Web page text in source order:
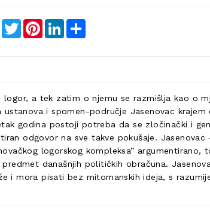
Facebook
TwitterPinterestLinkedIn
a tek zatim o njemu se razmišlja kao o
i spomen-područje Jasenovac krajem
godina postoji potreba da se zločinački i
odgovor na sve takve pokušaje.
logorskog kompleksa” argumentirano,
današnjih političkih obračuna.
i mora pisati bez mitomanskih ideja, s